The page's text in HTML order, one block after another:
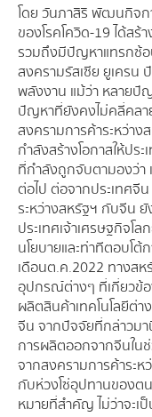
โดย วันภาสิริ พัฒนกิจ
ของโรคโควิด-19 ได้ส
รวมถึงมีปัญหาแทรกซ้อ
สงครามรัสเซีย ยูเคร
พลังงาน แม้ว่า หลาย
ปัญหาที่ยังคงไม่คลี่คล
สงครามการค้าระหว่า
กำลังสร้างโอกาสให้ปร
ที่กำลังถูกจับตามองว่า
ต่อไป ต่อจากประเทศจี
ระหว่างสหรัฐฯ กับจีน
ประเทศเจ้าเศรษฐกิจโ
นโยบายและท่าทีตอบโ
เดือนต.ค.2022 ทางสห
อุปกรณ์ต่างๆ ที่เกี่ยวข้
ผลิตสินค้าเทคโนโลยีต่า
จีน จากปัจจัยที่กล่าวมา
การผลิตออกจากจีนใน
จากสงครามการค้าระ
กับห่วงโซ่อุปทานของต
หมายที่สำคัญ ไม่ว่าจะเ